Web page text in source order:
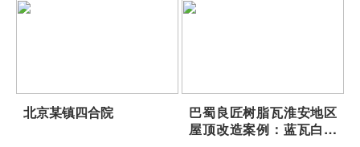
北京某镇四合院
巴蜀良匠树脂瓦淮安地区
屋顶改造案例：蓝瓦白墙